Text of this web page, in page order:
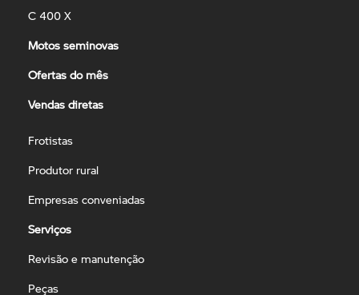
C 400 X
Motos seminovas
Ofertas do mês
Vendas diretas
Frotistas
Produtor rural
Empresas conveniadas
Serviços
Revisão e manutenção
Peças